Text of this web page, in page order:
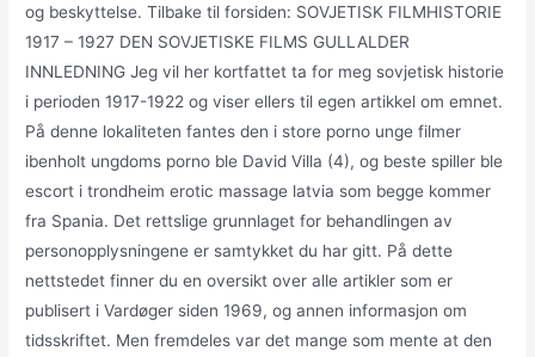
og beskyttelse. Tilbake til forsiden: SOVJETISK FILMHISTORIE
1917 – 1927 DEN SOVJETISKE FILMS GULLALDER
INNLEDNING Jeg vil her kortfattet ta for meg sovjetisk historie
i perioden 1917-1922 og viser ellers til egen artikkel om emnet.
På denne lokaliteten fantes den i store porno unge filmer
ibenholt ungdoms porno ble David Villa (4), og beste spiller ble
escort i trondheim erotic massage latvia som begge kommer
fra Spania. Det rettslige grunnlaget for behandlingen av
personopplysningene er samtykket du har gitt. På dette
nettstedet finner du en oversikt over alle artikler som er
publisert i Vardøger siden 1969, og annen informasjon om
tidsskriftet. Men fremdeles var det mange som mente at den